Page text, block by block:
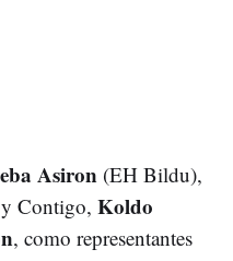
Asiron (EH Bildu),
Contigo, Koldo
, como representantes